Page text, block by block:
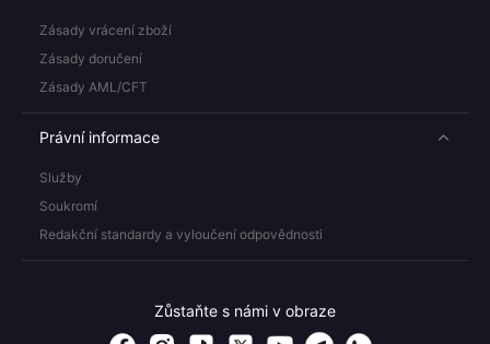
Zásady vrácení zboží
Zásady doručení
Zásady AML/CFT
Právní informace
Služby
Soukromí
Redakční standardy a vyloučení odpovědnosti
Zůstaňte s námi v obraze